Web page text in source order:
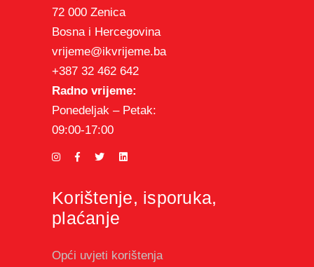
72 000 Zenica
Bosna i Hercegovina
vrijeme@ikvrijeme.ba
+387 32 462 642
Radno vrijeme:
Ponedeljak – Petak:
09:00-17:00
Korištenje, isporuka,
plaćanje
Opći uvjeti korištenja